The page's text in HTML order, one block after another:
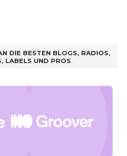
DIE BESTEN BLOGS, RADIOS,
LABELS UND PROS